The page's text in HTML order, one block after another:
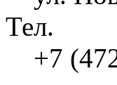
Тел.
+7